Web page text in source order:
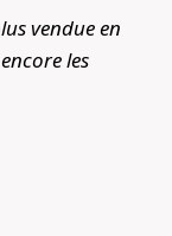
vendue en
les